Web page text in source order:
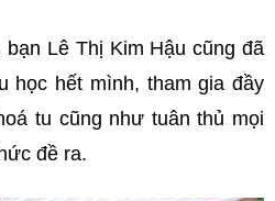
Lê Thị Kim Hậu cũng đã
học hết mình, tham gia đầy
tu cũng như tuân thủ mọi
đề ra.